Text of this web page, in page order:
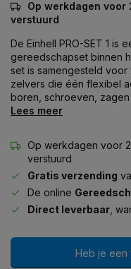
Op werkdagen voor
verstuurd
De Einhell PRO-SET 1 is
gereedschapset binnen
set is samengesteld
zelvers die één flexibel
boren, schroeven, zagen
Lees meer
Op werkdagen voor
verstuurd
Gratis verzending
De online
Direct leverbaar ,
Heb je een